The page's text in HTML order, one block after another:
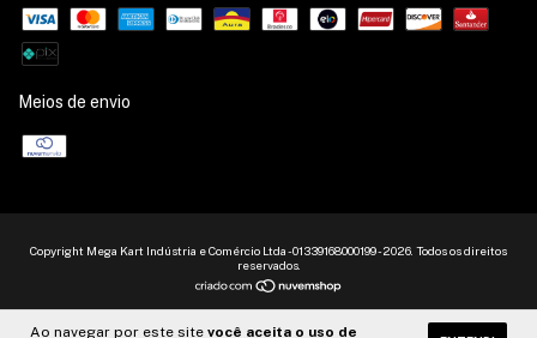
Ao navegar por este site você aceita o uso de
Meios de envio
Copyright Mega Kart Indústria e Comércio Ltda - 01339168000199 - 2026. Todos os direitos
reservados.